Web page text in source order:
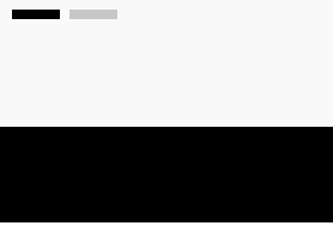
starten, wenn die